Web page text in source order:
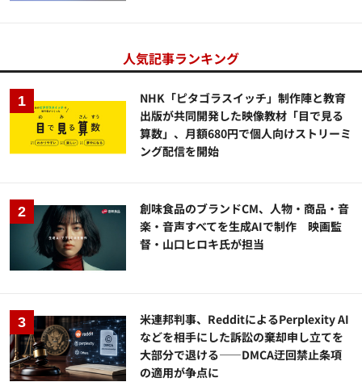
人気記事ランキング
NHK「ピタゴラスイッチ」制作陣と教育
出版が共同開発した映像教材「目で見る
算数」、月額680円で個人向けストリーミ
ング配信を開始
創味食品のブランドCM、人物・商品・音
楽・音声すべてを生成AIで制作 映画監
督・山口ヒロキ氏が担当
米連邦判事、RedditによるPerplexity AI
などを相手にした訴訟の棄却申し立てを
大部分で退ける——DMCA迂回禁止条項
の適用が争点に